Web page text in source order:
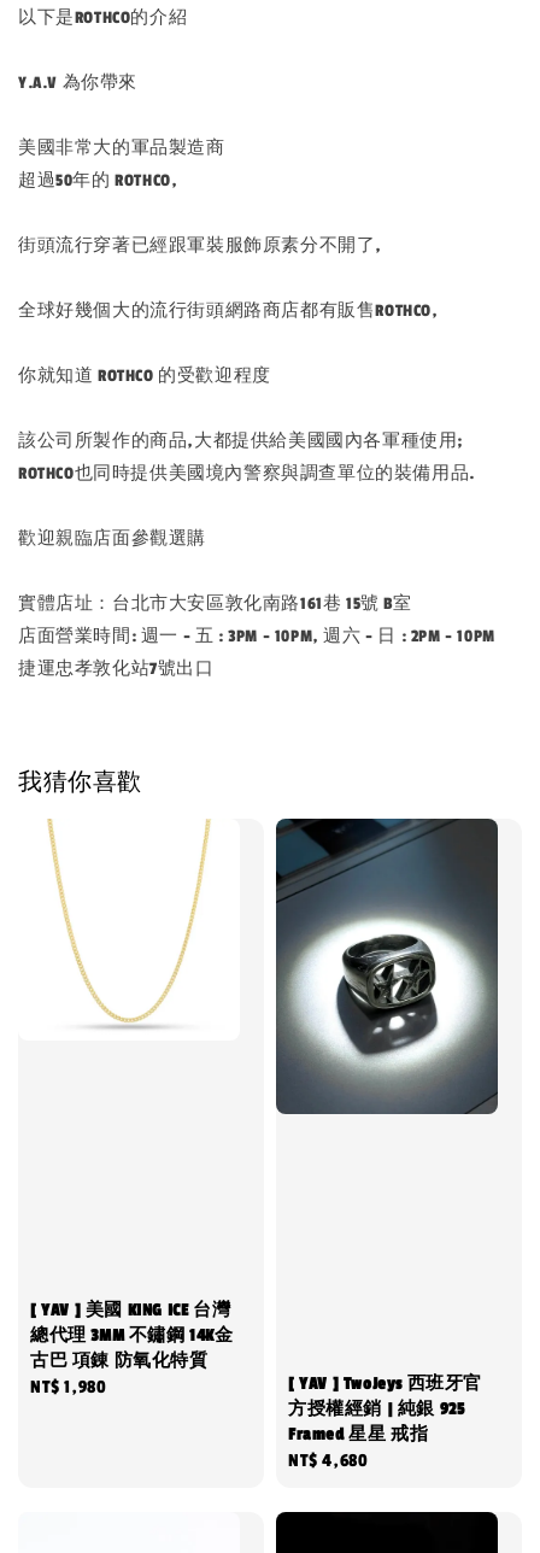
以下是ROTHCO的介紹
Y.A.V 為你帶來
美國非常大的軍品製造商
超過50年的 ROTHCO,
街頭流行穿著已經跟軍裝服飾原素分不開了,
全球好幾個大的流行街頭網路商店都有販售ROTHCO,
你就知道 ROTHCO 的受歡迎程度
該公司所製作的商品,大都提供給美國國內各軍種使用;
ROTHCO也同時提供美國境內警察與調查單位的裝備用品.
歡迎親臨店面參觀選購
實體店址：台北市大安區敦化南路161巷 15號 B室
店面營業時間: 週一 - 五 : 3PM - 10PM, 週六 - 日 : 2PM - 10PM
捷運忠孝敦化站7號出口
我猜你喜歡
[ YAV ] 美國 KING ICE 台灣
總代理 3MM 不鏽鋼 14K金
古巴 項錬 防氧化特質
Regular
NT$ 1,980
[ YAV ] TwoJeys 西班牙官
方授權經銷 | 純銀 925
Framed 星星 戒指
Regular
NT$ 4,680